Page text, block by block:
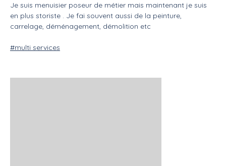
Je suis menuisier poseur de métier mais maintenant je suis
en plus storiste . Je fai souvent aussi de la peinture,
carrelage, déménagement, démolition etc
#multi services